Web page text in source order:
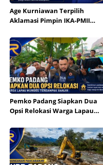
Age Kurniawan Terpilih
Aklamasi Pimpin IKA-PMII
Pemko Padang Siapkan Dua
Opsi Relokasi Warga Lapau